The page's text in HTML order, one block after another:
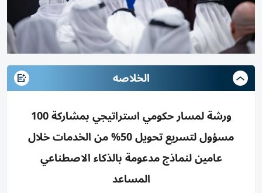
الخلاصه
ورشة لمسار حكومي استراتيجي بمشاركة 100
مسؤول لتسريع تحويل 50% من الخدمات خلال
عامين لنماذج مدعومة بالذكاء الاصطناعي
المساعد